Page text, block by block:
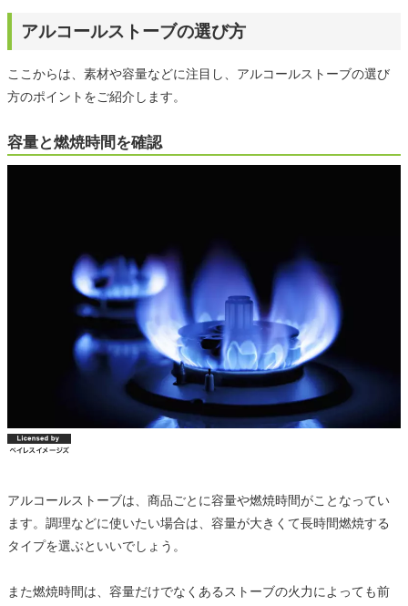
アルコールストーブの選び方
ここからは、素材や容量などに注目し、アルコールストーブの選び
方のポイントをご紹介します。
容量と燃焼時間を確認
アルコールストーブは、商品ごとに容量や燃焼時間がことなってい
ます。調理などに使いたい場合は、容量が大きくて長時間燃焼する
タイプを選ぶといいでしょう。
また燃焼時間は、容量だけでなくあるストーブの火力によっても前